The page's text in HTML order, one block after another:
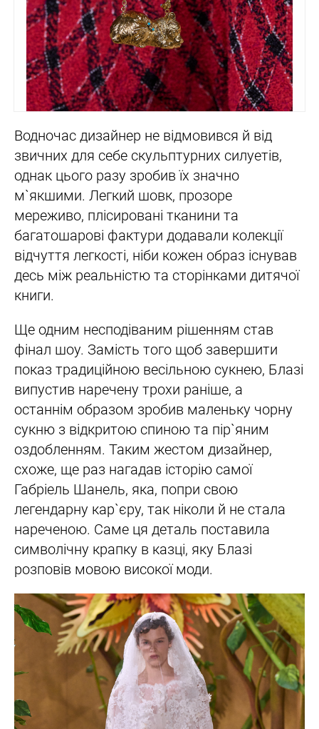
Водночас дизайнер не відмовився й від
звичних для себе скульптурних силуетів,
однак цього разу зробив їх значно
м`якшими. Легкий шовк, прозоре
мереживо, плісировані тканини та
багатошарові фактури додавали колекції
відчуття легкості, ніби кожен образ існував
десь між реальністю та сторінками дитячої
книги.
Ще одним несподіваним рішенням став
фінал шоу. Замість того щоб завершити
показ традиційною весільною сукнею, Блазі
випустив наречену трохи раніше, а
останнім образом зробив маленьку чорну
сукню з відкритою спиною та пір`яним
оздобленням. Таким жестом дизайнер,
схоже, ще раз нагадав історію самої
Габріель Шанель, яка, попри свою
легендарну кар`єру, так ніколи й не стала
нареченою. Саме ця деталь поставила
символічну крапку в казці, яку Блазі
розповів мовою високої моди.